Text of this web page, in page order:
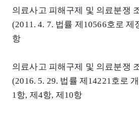
의료사고 피해구제 및 의료분쟁
(2011. 4. 7. 법률 제10566호로 제
항
의료사고 피해구제 및 의료분쟁
(2016. 5. 29. 법률 제14221호로
1항, 제4항, 제10항